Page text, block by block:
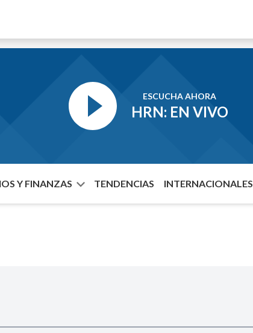
ESCUCHA AHORA
HRN: EN VIVO
Y FINANZAS TENDENCIAS INTERNACIONALES